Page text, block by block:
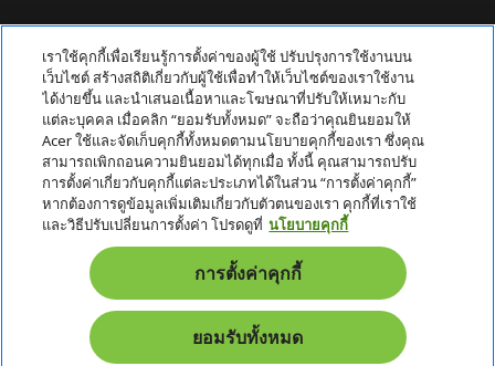
เกี่ยวกับ ACER h
i
d
d
e
n
บริการลูกค้าh
i
d
d
e
n
ข้อกำหนดh
i
d
d
e
บัญชี h
i
d
e
n
หนังสือรับรองh
d
d
n
News & Promotion
Promotion
เราใช้คุกกี้เพื่อเรียนรู้การตั้งค่าของผู้ใช้ ปรับปรุงการใช้งานบน
เว็บไซต์ สร้างสถิติเกี่ยวกับผู้ใช้เพื่อทำให้เว็บไซต์ของเราใช้งาน
ได้ง่ายขึ้น และนำเสนอเนื้อหาและโฆษณาที่ปรับให้เหมาะกับ
แต่ละบุคคล เมื่อคลิก “ยอมรับทั้งหมด” จะถือว่าคุณยินยอมให้
Acer ใช้และจัดเก็บคุกกี้ทั้งหมดตามนโยบายคุกกี้ของเรา ซึ่งคุณ
สามารถเพิกถอนความยินยอมได้ทุกเมื่อ ทั้งนี้ คุณสามารถปรับ
การตั้งค่าเกี่ยวกับคุกกี้แต่ละประเภทได้ในส่วน “การตั้งค่าคุกกี้”
หากต้องการดูข้อมูลเพิ่มเติมเกี่ยวกับตัวตนของเรา คุกกี้ที่เราใช้
และวิธีปรับเปลี่ยนการตั้งค่า โปรดดูที่ นโยบายคุกกี้
การตั้งค่าคุกกี้
ยอมรับทั้งหมด